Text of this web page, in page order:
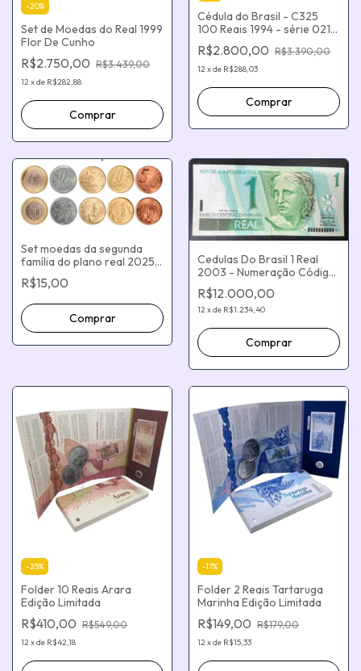
-20%
Set de Moedas do Real 1999
Flor De Cunho
R$2.750,00 R$3.439,00
12 xde R$282,88
Cédula do Brasil - C325
100 Reais 1994 - série 0211
`reposição`
R$2.800,00 R$3.390,00
12 xde R$288,03
Set moedas da segunda
família do plano real 2025
1,00 0,50 0,25 0,10 0,05
R$15,00
Cedulas Do Brasil 1 Real
2003 - Numeração Código
Barra Erro Impressão
Borrada e Reposição - (
Antonio Palocci - Henrique
R$12.000,00
12 xde R$1.234,40
-25%
Folder 10 Reais Arara
Edição Limitada
R$410,00 R$549,00
12 xde R$42,18
-17%
Folder 2 Reais Tartaruga
Marinha Edição Limitada
R$149,00 R$179,00
12 xde R$15,33